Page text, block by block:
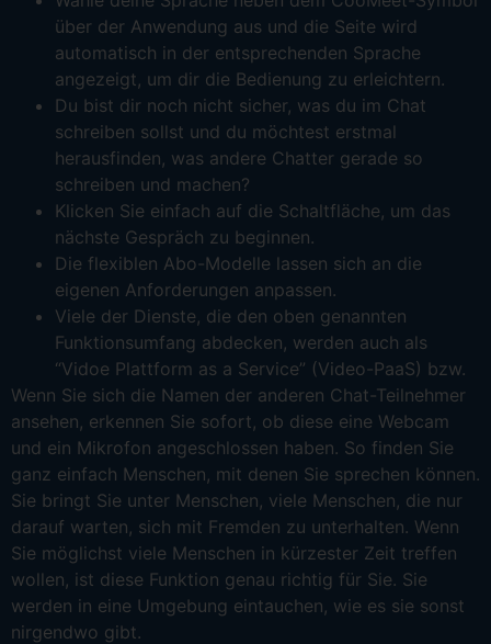
über der Anwendung aus und die Seite wird
automatisch in der entsprechenden Sprache
angezeigt, um dir die Bedienung zu erleichtern.
Du bist dir noch nicht sicher, was du im Chat
schreiben sollst und du möchtest erstmal
herausfinden, was andere Chatter gerade so
schreiben und machen?
Klicken Sie einfach auf die Schaltfläche, um das
nächste Gespräch zu beginnen.
Die flexiblen Abo-Modelle lassen sich an die
eigenen Anforderungen anpassen.
Viele der Dienste, die den oben genannten
Funktionsumfang abdecken, werden auch als
“Vidoe Plattform as a Service” (Video-PaaS) bzw.
Wenn Sie sich die Namen der anderen Chat-Teilnehmer
ansehen, erkennen Sie sofort, ob diese eine Webcam
und ein Mikrofon angeschlossen haben. So finden Sie
ganz einfach Menschen, mit denen Sie sprechen können.
Sie bringt Sie unter Menschen, viele Menschen, die nur
darauf warten, sich mit Fremden zu unterhalten. Wenn
Sie möglichst viele Menschen in kürzester Zeit treffen
wollen, ist diese Funktion genau richtig für Sie. Sie
werden in eine Umgebung eintauchen, wie es sie sonst
nirgendwo gibt.